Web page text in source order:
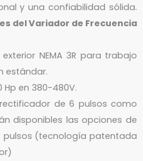
y una confiabilidad sólida.
del Variador de Frecuencia
NEMA 3R para trabajo
estándar.
Hp en 380-480V.
de 6 pulsos como
disponibles las opciones de
pulsos (tecnología patentada